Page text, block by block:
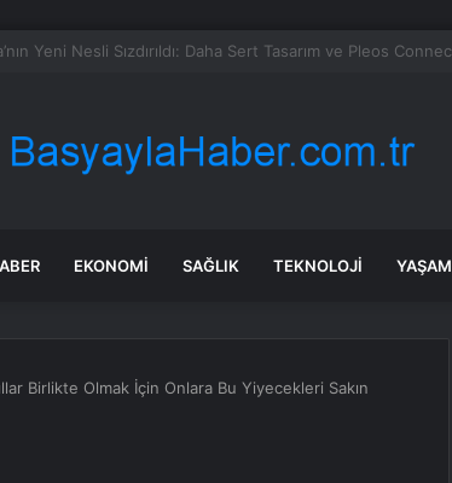
tek bir amaç doğaya saldılar
EKONOMI SAĞLIK TEKNOLOJI YAŞAM
Birlikte Olmak İçin Onlara Bu Yiyecekleri Sakın